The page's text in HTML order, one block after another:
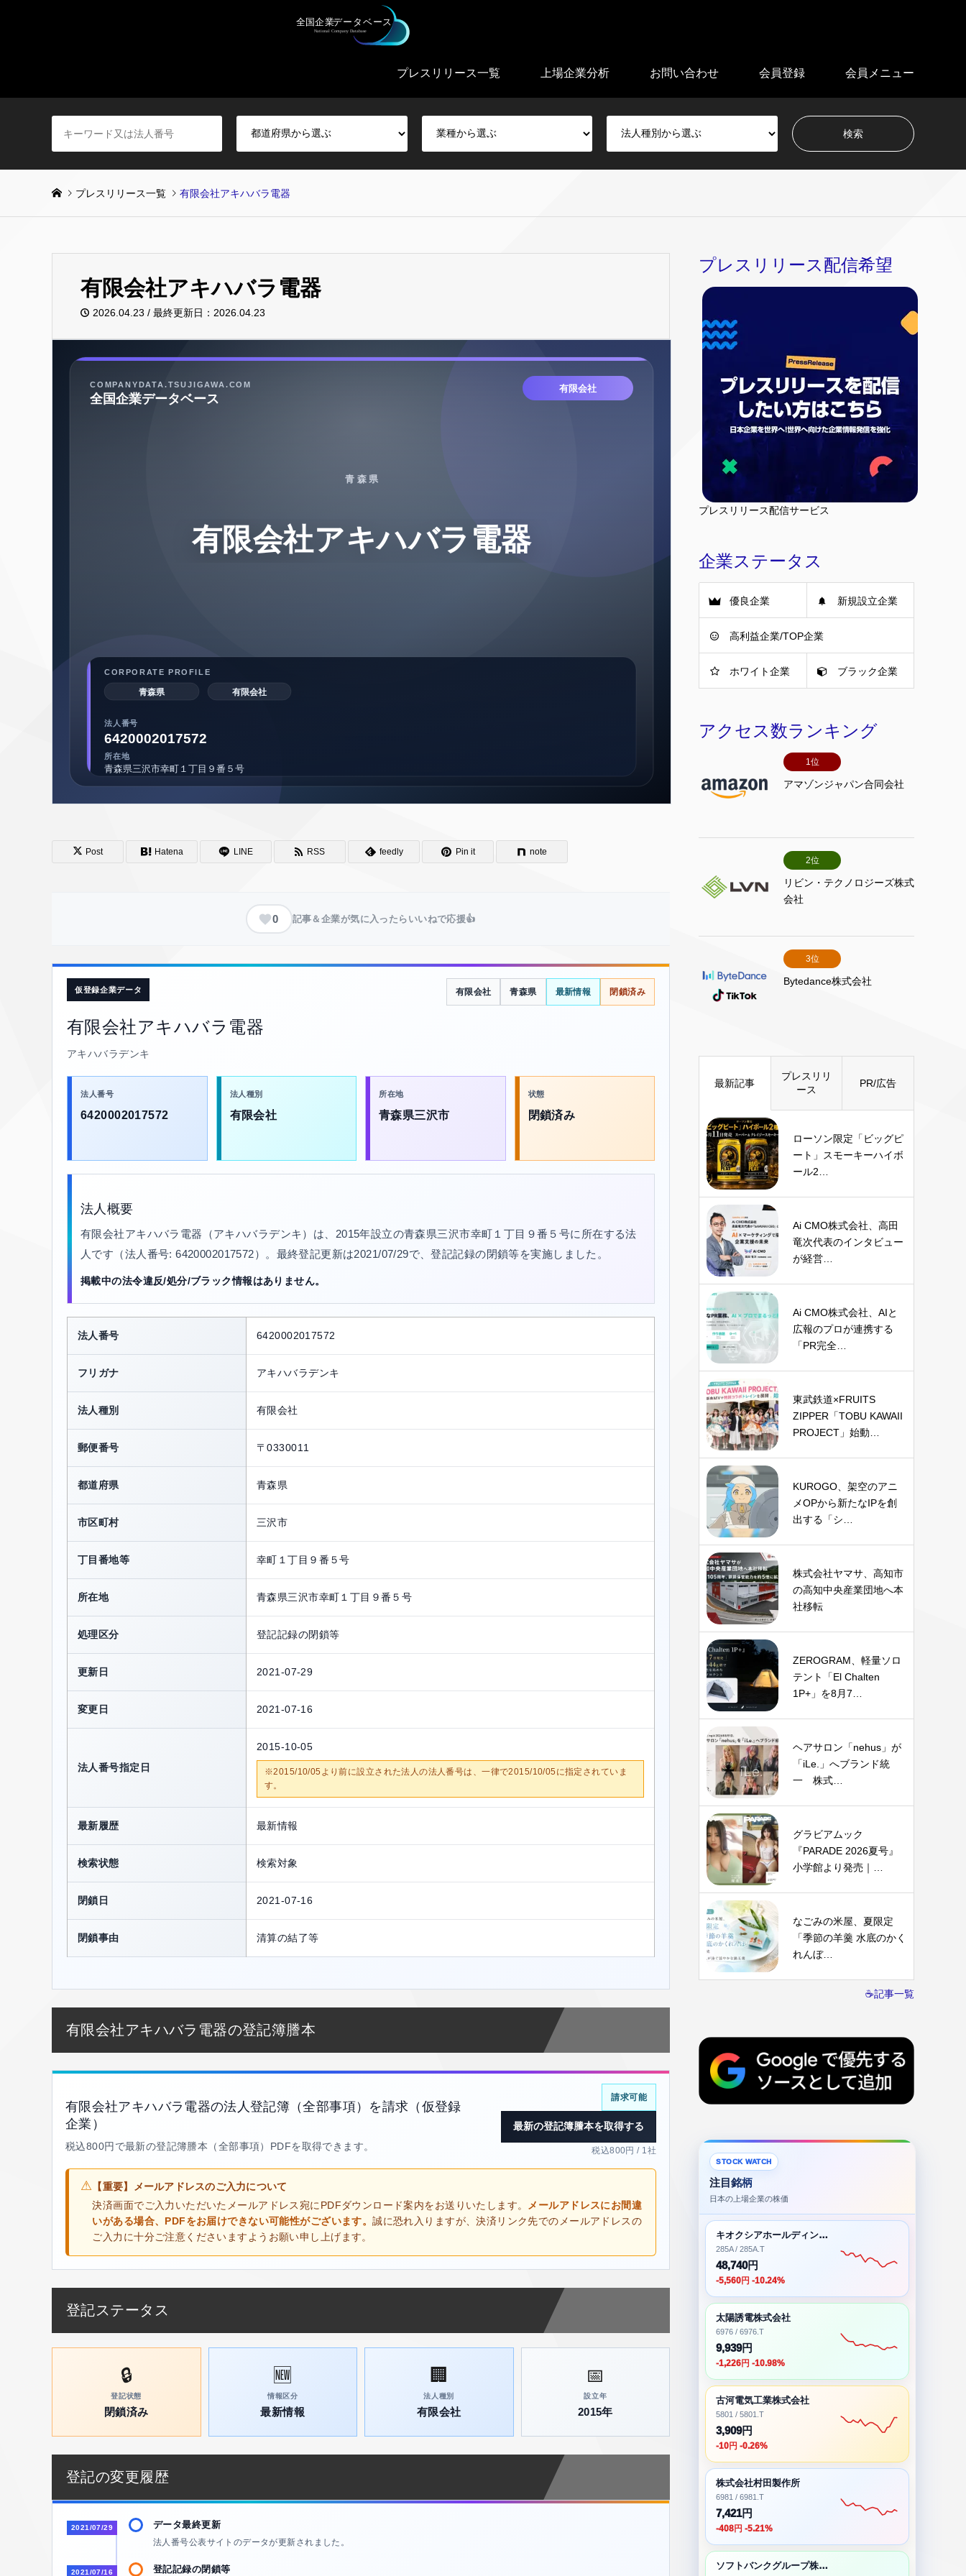
プレスリリース一覧 上場企業分析 お問い合わせ 会員登録 会員メニュー
プレスリリース一覧 有限会社アキハバラ電器
有限会社アキハバラ電器
2026.04.23 / 最終更新日：2026.04.23
Post Hatena LINE RSS feedly Pin it note
0 記事＆企業が気に入ったらいいねで応援👍
仮登録企業データ
有限会社アキハバラ電器
アキハバラデンキ
有限会社 青森県 最新情報 閉鎖済み
法人番号
6420002017572
法人種別
有限会社
所在地
青森県三沢市
状態
閉鎖済み
法人概要
有限会社アキハバラ電器（アキハバラデンキ）は、2015年設立の青森県三沢市幸町１丁目９番５号に所在する法
人です（法人番号: 6420002017572）。最終登記更新は2021/07/29で、登記記録の閉鎖等を実施しました。
掲載中の法令違反/処分/ブラック情報はありません。
法人番号 6420002017572
フリガナ アキハバラデンキ
法人種別 有限会社
郵便番号 〒0330011
都道府県 青森県
市区町村 三沢市
丁目番地等 幸町１丁目９番５号
所在地 青森県三沢市幸町１丁目９番５号
処理区分 登記記録の閉鎖等
更新日 2021-07-29
変更日 2021-07-16
法人番号指定日
2015-10-05
※2015/10/05より前に設立された法人の法人番号は、一律で2015/10/05に指定されていま
す。
最新履歴 最新情報
検索状態 検索対象
閉鎖日 2021-07-16
閉鎖事由 清算の結了等
有限会社アキハバラ電器の登記簿謄本
有限会社アキハバラ電器の法人登記簿（全部事項）を請求（仮登録
企業）
税込800円で最新の登記簿謄本（全部事項）PDFを取得できます。
請求可能
最新の登記簿謄本を取得する
税込800円 / 1社
⚠ 【重要】メールアドレスのご入力について
決済画面でご入力いただいたメールアドレス宛にPDFダウンロード案内をお送りいたします。 メールアドレスにお間違
いがある場合、PDFをお届けできない可能性がございます。誠に恐れ入りますが、決済リンク先でのメールアドレスの
ご入力に十分ご注意くださいますようお願い申し上げます。
登記ステータス
🔒
登記状態
閉鎖済み
🆕
情報区分
最新情報
🏢
法人種別
有限会社
📅
設立年
2015年
登記の変更履歴
2021/07/29 データ最終更新
法人番号公表サイトのデータが更新されました。
2021/07/16 登記記録の閉鎖等
プレスリリース配信希望
プレスリリース配信サービス
企業ステータス
優良企業 新規設立企業
高利益企業/TOP企業
ホワイト企業 ブラック企業
アクセス数ランキング
1位
アマゾンジャパン合同会社
2位
リビン・テクノロジーズ株式
会社
3位
Bytedance株式会社
最新記事
プレスリリ
ース
PR/広告
ローソン限定「ビッグピ
ート」スモーキーハイボ
ール2…
Ai CMO株式会社、高田
竜次代表のインタビュー
が経営…
Ai CMO株式会社、AIと
広報のプロが連携する
「PR完全…
東武鉄道×FRUITS
ZIPPER「TOBU KAWAII
PROJECT」始動…
KUROGO、架空のアニ
メOPから新たなIPを創
出する「シ…
株式会社ヤマサ、高知市
の高知中央産業団地へ本
社移転
ZEROGRAM、軽量ソロ
テント「El Chalten
1P+」を8月7…
ヘアサロン「nehus」が
「iLe.」へブランド統
一 株式…
グラビアムック
『PARADE 2026夏号』
小学館より発売｜…
なごみの米屋、夏限定
「季節の羊羹 水底のかく
れんぼ…
☕記事一覧
STOCK WATCH
注目銘柄
日本の上場企業の株価
キオクシアホールディングス株式会社
285A / 285A.T
48,740円
-5,560円 -10.24%
太陽誘電株式会社
6976 / 6976.T
9,939円
-1,226円 -10.98%
古河電気工業株式会社
5801 / 5801.T
3,909円
-10円 -0.26%
株式会社村田製作所
6981 / 6981.T
7,421円
-408円 -5.21%
ソフトバンクグループ株式会社